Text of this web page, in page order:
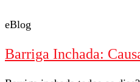
eBlog
Barriga Inchada: